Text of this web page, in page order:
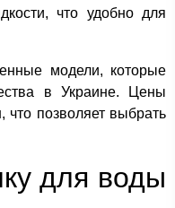
что удобно для
модели, которые
в Украине. Цены
что позволяет выбрать
для воды